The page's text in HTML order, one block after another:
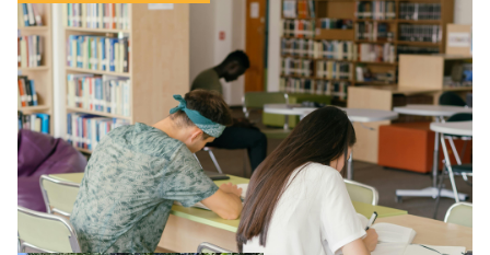
Supérieur privé : une dérive qui met à mal la
promesse républicaine
11 juillet 2026-
Le projet de loi sur la régulation de l’enseignement
supérieur privé met en lumière l’amplification d’un système
qui relègue l’acte pédagogique au superfétatoire, voire à…
Lire la suite →